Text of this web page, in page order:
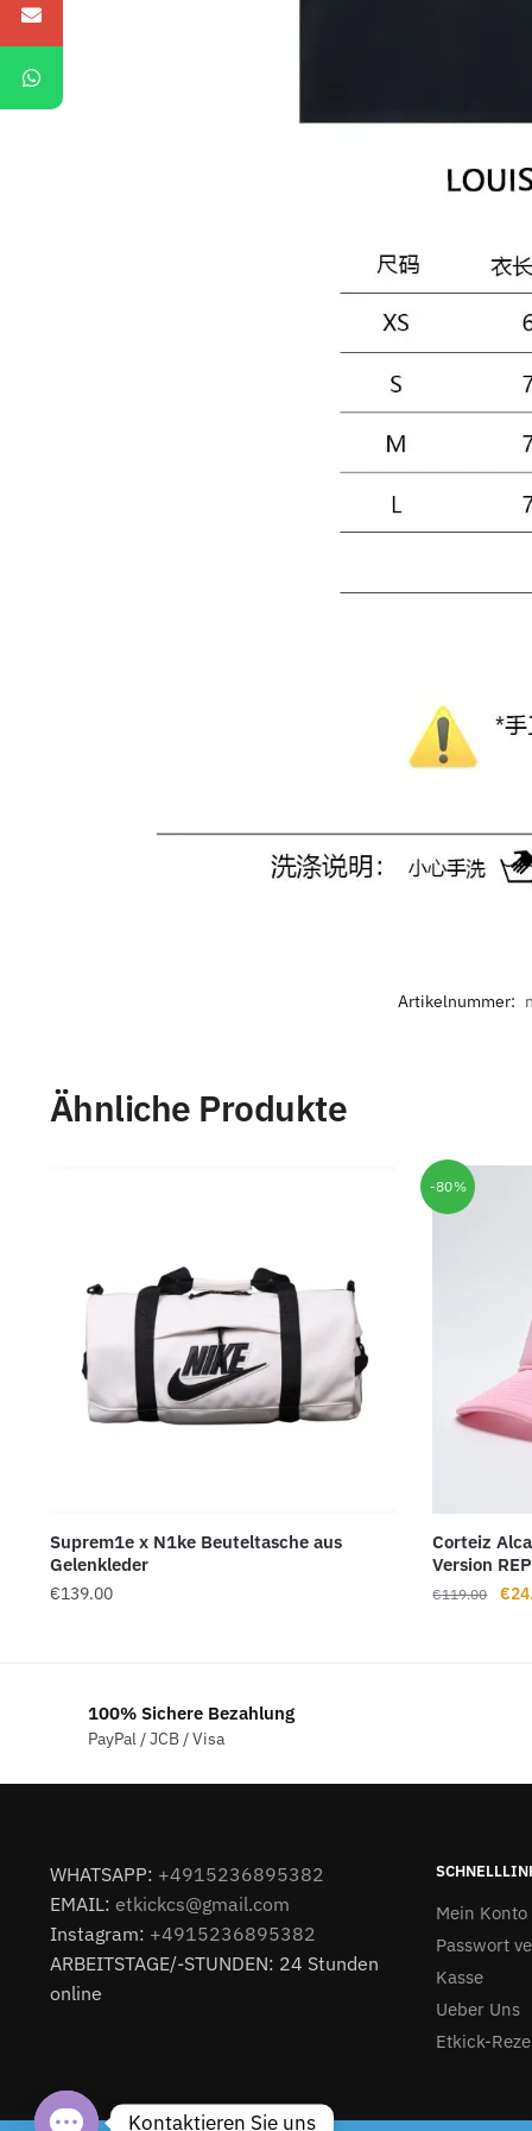
Artikelnummer:
Ähnliche Produkte
Suprem1e x N1ke Beuteltasche aus
Gelenkleder
€139.00
-80%
Corteiz
Version
€119.00 €
100% Sichere Bezahlung
PayPal / JCB / Visa
WHATSAPP: +4915236895382
EMAIL: etkickcs@gmail.com
Instagram: +4915236895382
ARBEITSTAGE/-STUNDEN: 24 Stunden
online
Mein Konto
Passwort
Kasse
Ueber Uns
Etkick-
Kontaktieren Sie uns